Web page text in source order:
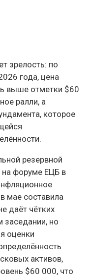
зрелость: по
года, цена
выше отметки $60
ралли, а
которое
резервной
форуме ЕЦБ в
мае составила
даёт чётких
заседании, но
оценки
активов,
$60 000, что